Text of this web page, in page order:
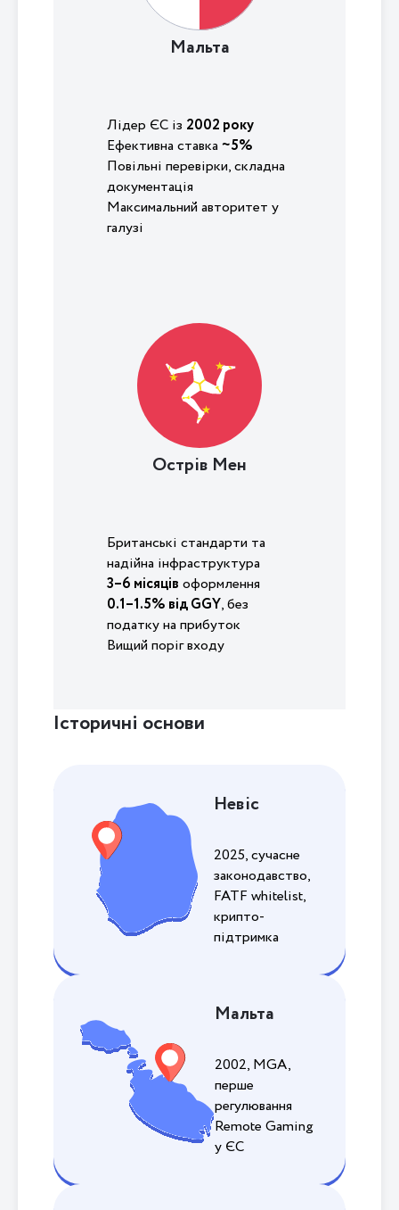
Мальта
Лідер ЄС із 2002 року
Ефективна ставка ~5%
Повільні перевірки, складна
документація
Максимальний авторитет у
галузі
Острів Мен
Британські стандарти та
надійна інфраструктура
3–6 місяців оформлення
0.1–1.5% від GGY, без
податку на прибуток
Вищий поріг входу
Історичні основи
Невіс
2025, сучасне
законодавство,
FATF whitelist,
крипто-
підтримка
Мальта
2002, MGA,
перше
регулювання
Remote Gaming
у ЄС